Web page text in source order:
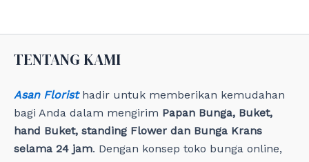
i
s
TENTANG KAMI
Asan Floristhadir untuk memberikan kemudahan
bagi Anda dalam mengirim Papan Bunga, Buket,
hand Buket, standing Flower dan Bunga Krans
selama 24 jam. Dengan konsep toko bunga online,